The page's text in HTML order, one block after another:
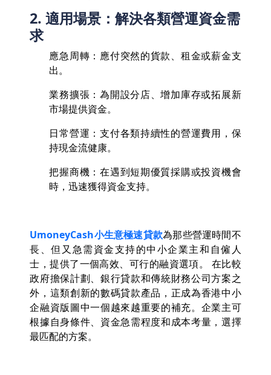
2. 適用場景：解決各類營運資金需
求
應急周轉：應付突然的貨款、租金或薪金支
出。
業務擴張：為開設分店、增加庫存或拓展新
市場提供資金。
日常營運：支付各類持續性的營運費用，保
持現金流健康。
把握商機：在遇到短期優質採購或投資機會
時，迅速獲得資金支持。
UmoneyCash小生意極速貸款為那些營運時間不
長、但又急需資金支持的中小企業主和自僱人
士，提供了一個高效、可行的融資選項。 在比較
政府擔保計劃、銀行貸款和傳統財務公司方案之
外，這類創新的數碼貸款產品，正成為香港中小
企融資版圖中一個越來越重要的補充。企業主可
根據自身條件、資金急需程度和成本考量，選擇
最匹配的方案。